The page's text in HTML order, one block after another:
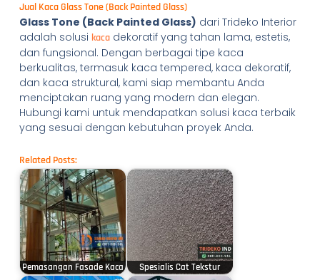
Jual Kaca Glass Tone (Back Painted Glass)
Glass Tone (Back Painted Glass) dari Trideko Interior
adalah solusi kacadekoratif yang tahan lama, estetis,
dan fungsional. Dengan berbagai tipe kaca
berkualitas, termasuk kaca tempered, kaca dekoratif,
dan kaca struktural, kami siap membantu Anda
menciptakan ruang yang modern dan elegan.
Hubungi kami untuk mendapatkan solusi kaca terbaik
yang sesuai dengan kebutuhan proyek Anda.
Related Posts:
Pemasangan Fasade Kaca Spesialis Cat Tekstur